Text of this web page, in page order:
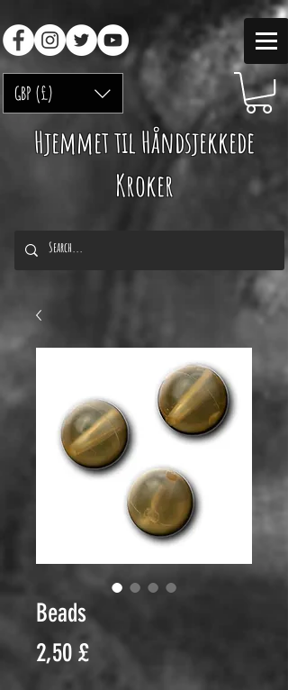
GBP (£)
Hjemmet til Håndsjekkede
Kroker
Beads
2,50 £Pris